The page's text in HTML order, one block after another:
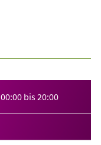
00:00 bis20:00